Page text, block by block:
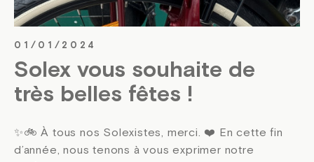
01/01/2024
Solex vous souhaite de
très belles fêtes !
✨🚲 À tous nos Solexistes, merci. ❤️ En cette fin
d’année, nous tenons à vous exprimer notre